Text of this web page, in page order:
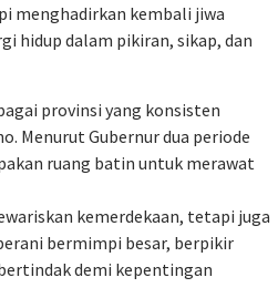
menghadirkan kembali jiwa
hidup dalam pikiran, sikap, dan
provinsi yang konsisten
Menurut Gubernur dua periode
ruang batin untuk merawat
kemerdekaan, tetapi juga
bermimpi besar, berpikir
demi kepentingan